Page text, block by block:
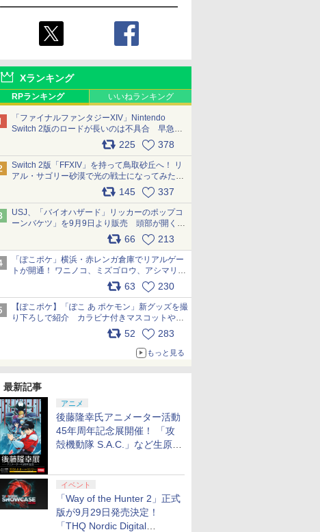
Xランキング
RPランキング いいねランキング
「ファイナルファンタジーXIV」Nintendo
Switch 2版のロードが長いのは不具合 早急に
アップデートできるよう対応中225 378
Switch 2版「FFXIV」を持って鳥取砂丘へ！ リ
アル・サゴリー砂漠で光の戦士になってみた
145 337
USJ、「バイオハザード」リッカーのポップコ
ーンバケツ」を9月9日より販売 頭部が開く仕
組み。味は恐怖を堪のう「味噌フレーバー」
66 213
「ぽこポケ」横浜・赤レンガ倉庫でリアルゲー
トが開通！ ワニノコ、ミズゴロウ、アシマリ登
場シーンをレポート pic.x.com/LDgEByVl6D
63 230
【ぽこポケ】「ぽこ あ ポケモン」新グッズを撮
り下ろしで紹介 カラビナ付きマスコットやス
52 283
もっと見る
最新記事
アニメ
後藤隆幸氏アニメーター活動
45年周年記念展開催！ 「攻
殻機動隊 S.A.C.」など生原
イベント
「Way of the Hunter 2」正式
版が9月29日発売決定！
「THQ Nordic Digital